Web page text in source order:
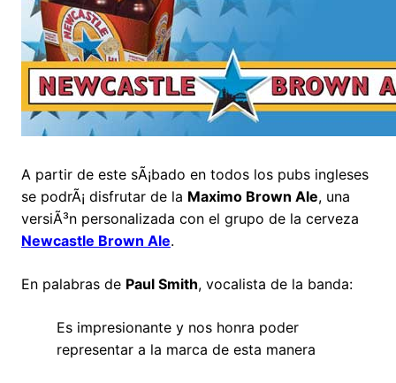
A partir de este sÃ¡bado en todos los pubs ingleses
se podrÃ¡ disfrutar de la Maximo Brown Ale, una
versiÃ³n personalizada con el grupo de la cerveza
Newcastle Brown Ale.
En palabras de Paul Smith, vocalista de la banda:
Es impresionante y nos honra poder
representar a la marca de esta manera